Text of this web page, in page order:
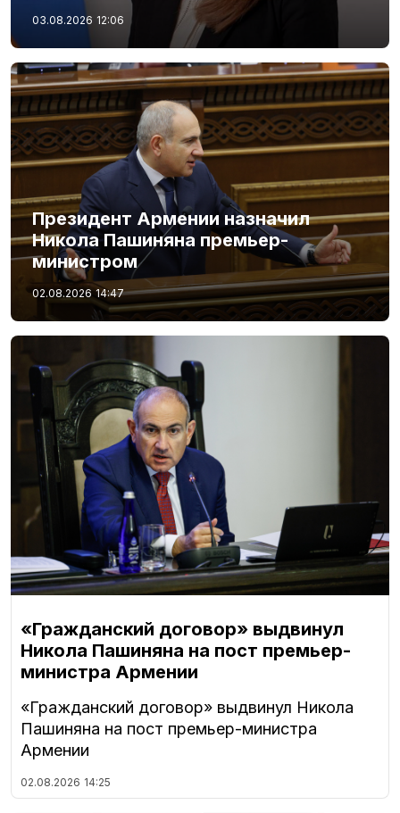
03.08.2026 12:06
Президент Армении назначил
Никола Пашиняна премьер-
министром
02.08.2026 14:47
«Гражданский договор» выдвинул
Никола Пашиняна на пост премьер-
министра Армении
«Гражданский договор» выдвинул Никола
Пашиняна на пост премьер-министра
Армении
02.08.2026 14:25